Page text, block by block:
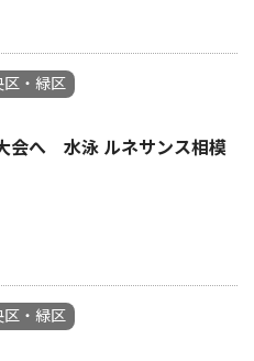
区・緑区
会へ 水泳 ルネサンス相模
区・緑区